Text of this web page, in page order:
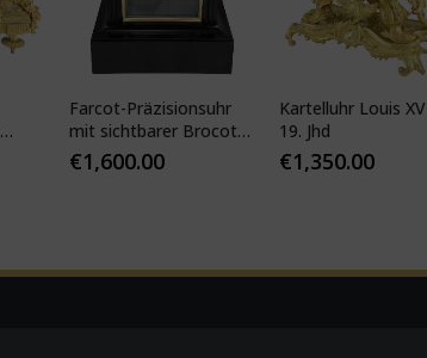
Farcot-Präzisionsuhr
mit sichtbarer Brocot-
Hemmung
€1,600.00
Kartelluhr Louis
19. Jhd
€1,350.00